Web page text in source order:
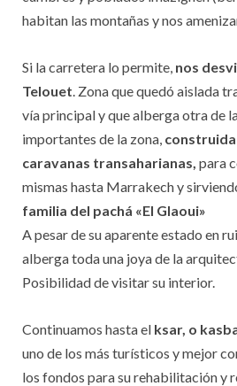
habitan las montañas y nos
Si la carretera lo permite, nos
Telouet . Zona que quedó aislada
vía principal y que alberga otra de
importantes de la zona,
caravanas transaharianas, para
mismas hasta Marrakech y
familia del pachá «El Glaoui»
A pesar de su aparente estado en
alberga toda una joya de la
Posibilidad de visitar su interior.
Continuamos hasta el ksar, o
uno de los más turísticos y mejor
los fondos para su rehabilitación y